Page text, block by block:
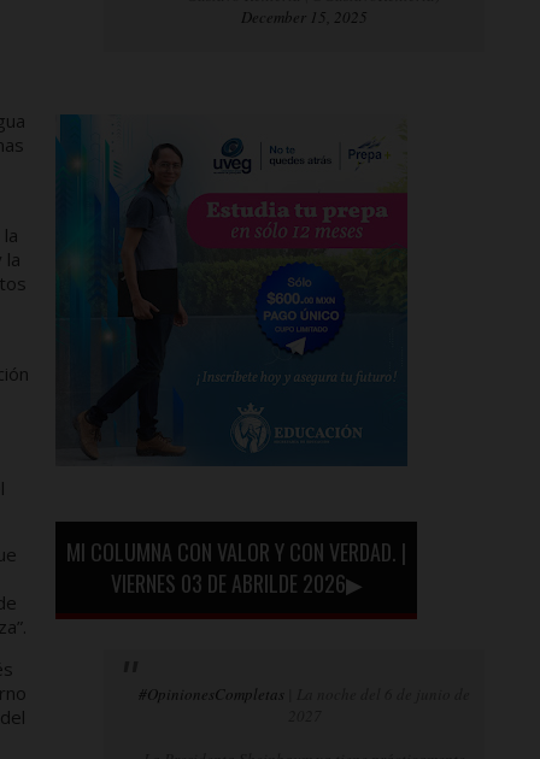
la
December 15, 2025
MI COLUMNA CON VALOR Y CON VERDAD. |
VIERNES 03 DE ABRILDE 2026▶
#OpinionesCompletas